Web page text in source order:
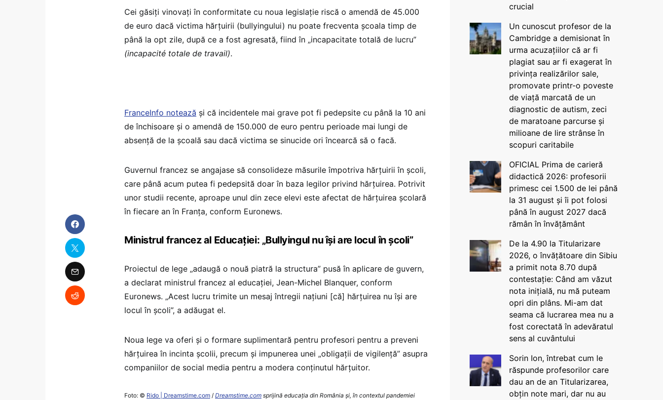
Cei găsiți vinovați în conformitate cu noua legislație riscă o amendă de 45.000
de euro dacă victima hărțuirii (bullyingului) nu poate frecventa școala timp de
până la opt zile, după ce a fost agresată, fiind în „incapacitate totală de lucru”
(incapacité totale de travail).
FranceInfo notează și că incidentele mai grave pot fi pedepsite cu până la 10 ani
de închisoare și o amendă de 150.000 de euro pentru perioade mai lungi de
absență de la școală sau dacă victima se sinucide ori încearcă să o facă.
Guvernul francez se angajase să consolideze măsurile împotriva hărțuirii în școli,
care până acum putea fi pedepsită doar în baza legilor privind hărțuirea. Potrivit
unor studii recente, aproape unul din zece elevi este afectat de hărțuirea școlară
în fiecare an în Franța, conform Euronews.
Ministrul francez al Educației: „Bullyingul nu își are locul în școli”
Proiectul de lege „adaugă o nouă piatră la structura” pusă în aplicare de guvern,
a declarat ministrul francez al educației, Jean-Michel Blanquer, conform
Euronews. „Acest lucru trimite un mesaj întregii națiuni [că] hărțuirea nu își are
locul în școli”, a adăugat el.
Noua lege va oferi și o formare suplimentară pentru profesori pentru a preveni
hărțuirea în incinta școlii, precum și impunerea unei „obligații de vigilență” asupra
companiilor de social media pentru a modera conținutul hărțuitor.
Foto: © Rido | Dreamstime.com / Dreamstime.com sprijină educaţia din România şi, în contextul pandemiei
crucial
Un cunoscut profesor de la
Cambridge a demisionat în
urma acuzațiilor că ar fi
plagiat sau ar fi exagerat în
privința realizărilor sale,
promovate printr-o poveste
de viață marcată de un
diagnostic de autism, zeci
de maratoane parcurse și
milioane de lire strânse în
scopuri caritabile
OFICIAL Prima de carieră
didactică 2026: profesorii
primesc cei 1.500 de lei până
la 31 august și îi pot folosi
până în august 2027 dacă
rămân în învățământ
De la 4.90 la Titularizare
2026, o învățătoare din Sibiu
a primit nota 8.70 după
contestație: Când am văzut
nota inițială, nu mă puteam
opri din plâns. Mi-am dat
seama că lucrarea mea nu a
fost corectată în adevăratul
sens al cuvântului
Sorin Ion, întrebat cum le
răspunde profesorilor care
dau an de an Titularizarea,
obțin note mari, dar nu au